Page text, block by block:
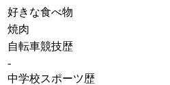
好きな食べ物
焼肉
自転車競技歴
-
中学校スポーツ歴